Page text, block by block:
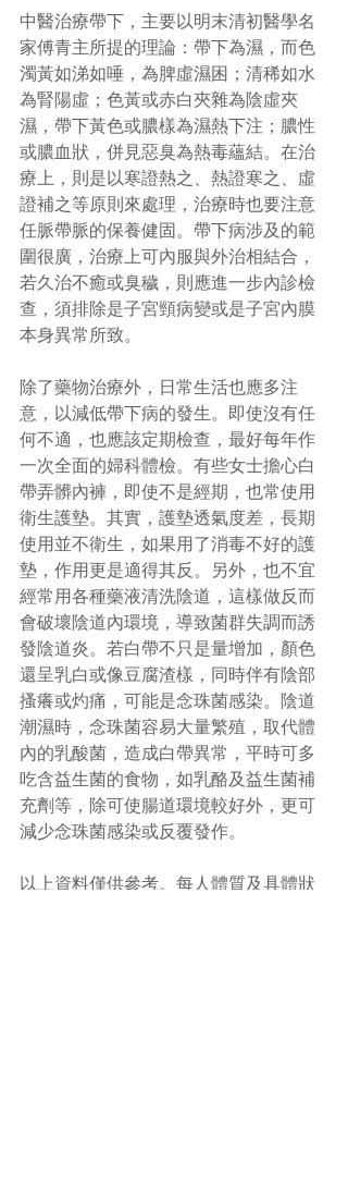
中醫治療帶下，主要以明末清初醫學名
家傅青主所提的理論：帶下為濕，而色
濁黃如涕如唾，為脾虛濕困；清稀如水
為腎陽虛；色黃或赤白夾雜為陰虛夾
濕，帶下黃色或膿樣為濕熱下注；膿性
或膿血狀，併見惡臭為熱毒蘊結。在治
療上，則是以寒證熱之、熱證寒之、虛
證補之等原則來處理，治療時也要注意
任脈帶脈的保養健固。帶下病涉及的範
圍很廣，治療上可內服與外治相結合，
若久治不癒或臭穢，則應進一步內診檢
查，須排除是子宮頸病變或是子宮內膜
本身異常所致。
除了藥物治療外，日常生活也應多注
意，以減低帶下病的發生。即使沒有任
何不適，也應該定期檢查，最好每年作
一次全面的婦科體檢。有些女士擔心白
帶弄髒內褲，即使不是經期，也常使用
衛生護墊。其實，護墊透氣度差，長期
使用並不衛生，如果用了消毒不好的護
墊，作用更是適得其反。另外，也不宜
經常用各種藥液清洗陰道，這樣做反而
會破壞陰道內環境，導致菌群失調而誘
發陰道炎。若白帶不只是量增加，顏色
還呈乳白或像豆腐渣樣，同時伴有陰部
搔癢或灼痛，可能是念珠菌感染。陰道
潮濕時，念珠菌容易大量繁殖，取代體
內的乳酸菌，造成白帶異常，平時可多
吃含益生菌的食物，如乳酪及益生菌補
充劑等，除可使腸道環境較好外，更可
減少念珠菌感染或反覆發作。
以上資料僅供參考。每人體質及具體狀